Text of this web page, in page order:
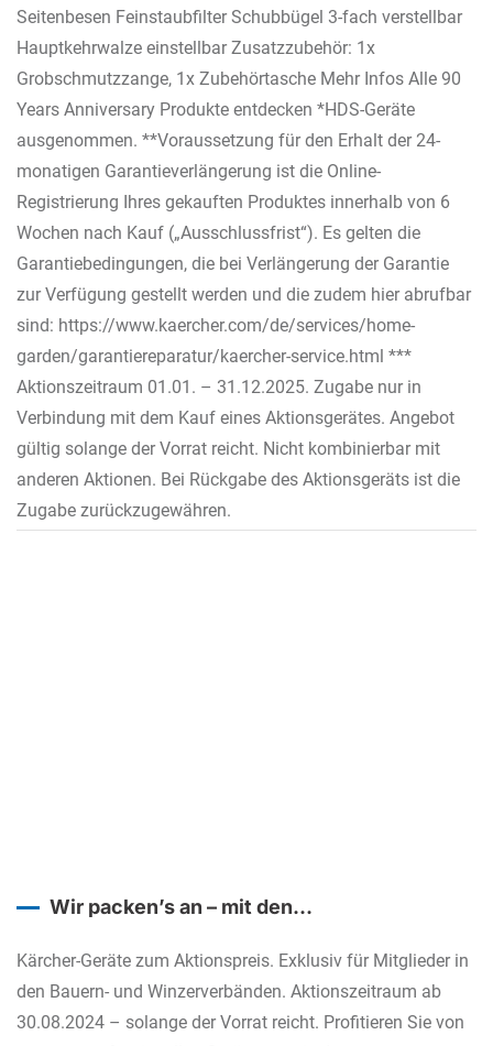
Seitenbesen Feinstaubfilter Schubbügel 3-fach verstellbar
Hauptkehrwalze einstellbar Zusatzzubehör: 1x
Grobschmutzzange, 1x Zubehörtasche Mehr Infos Alle 90
Years Anniversary Produkte entdecken *HDS-Geräte
ausgenommen. **Voraussetzung für den Erhalt der 24-
monatigen Garantieverlängerung ist die Online-
Registrierung Ihres gekauften Produktes innerhalb von 6
Wochen nach Kauf („Ausschlussfrist“). Es gelten die
Garantiebedingungen, die bei Verlängerung der Garantie
zur Verfügung gestellt werden und die zudem hier abrufbar
sind: https://www.kaercher.com/de/services/home-
garden/garantiereparatur/kaercher-service.html ***
Aktionszeitraum 01.01. – 31.12.2025. Zugabe nur in
Verbindung mit dem Kauf eines Aktionsgerätes. Angebot
gültig solange der Vorrat reicht. Nicht kombinierbar mit
anderen Aktionen. Bei Rückgabe des Aktionsgeräts ist die
Zugabe zurückzugewähren.
Wir packen’s an – mit den
Kärcher-Geräte zum Aktionspreis. Exklusiv für Mitglieder in
den Bauern- und Winzerverbänden. Aktionszeitraum ab
30.08.2024 – solange der Vorrat reicht. Profitieren Sie von